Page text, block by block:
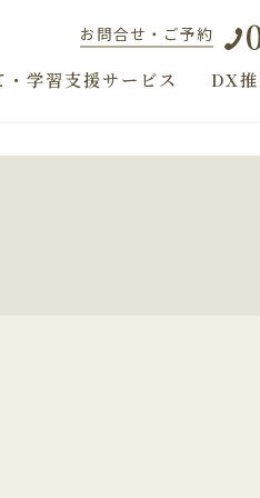
お問合せ・ご予約
・学習支援サービス DX